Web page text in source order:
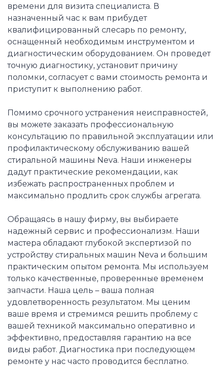
времени для визита специалиста. В
назначенный час к вам прибудет
квалифицированный слесарь по ремонту,
оснащенный необходимым инструментом и
диагностическим оборудованием. Он проведет
точную диагностику, установит причину
поломки, согласует с вами стоимость ремонта и
приступит к выполнению работ.
Помимо срочного устранения неисправностей,
вы можете заказать профессиональную
консультацию по правильной эксплуатации или
профилактическому обслуживанию вашей
стиральной машины Neva. Наши инженеры
дадут практические рекомендации, как
избежать распространенных проблем и
максимально продлить срок службы агрегата.
Обращаясь в нашу фирму, вы выбираете
надежный сервис и профессионализм. Наши
мастера обладают глубокой экспертизой по
устройству стиральных машин Neva и большим
практическим опытом ремонта. Мы используем
только качественные, проверенные временем
запчасти. Наша цель – ваша полная
удовлетворенность результатом. Мы ценим
ваше время и стремимся решить проблему с
вашей техникой максимально оперативно и
эффективно, предоставляя гарантию на все
виды работ. Диагностика при последующем
ремонте у нас часто проводится бесплатно.